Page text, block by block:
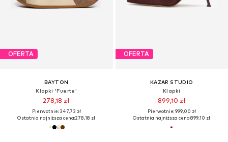
OFERTA
BAYTON
Klapki 'Fuerte'
278,18 zł
Pierwotnie: 347,73 zł
Ostatnia najniższa cena:278,18 zł
OFERTA
KAZAR STUDIO
Klapki
899,10 zł
Pierwotnie: 999,00 zł
Ostatnia najniższa cena:899,10 zł